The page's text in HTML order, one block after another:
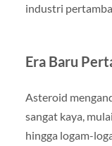
industri
Era Baru
Asteroid
sangat kaya,
hingga logam-